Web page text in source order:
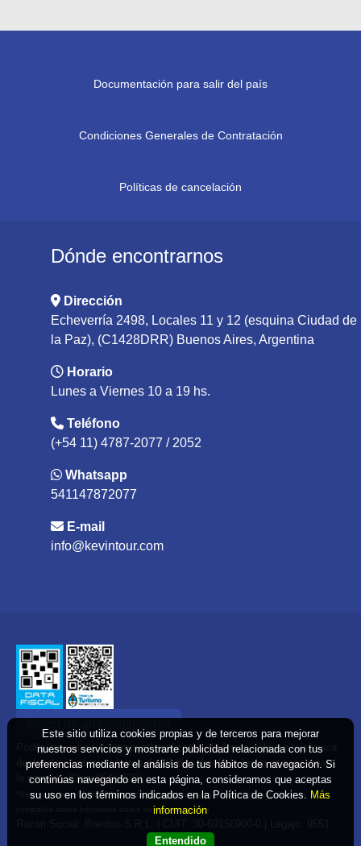
Documentación para salir del país
Condiciones Generales de Contratación
Políticas de cancelación
Dónde encontrarnos
Dirección
Echeverría 2498, Locales 11 y 12 (esquina Ciudad de
la Paz), (C1428DRR) Buenos Aires, Argentina
Horario
Lunes a Viernes 10 a 19 hs.
Teléfono
(+54 11) 4787-2077 / 2052
Whatsapp
541147872077
E-mail
info@kevintour.com
Podés cancelar tus compras* realizadas de forma online o telefonica
dentro de un plazo máximo de 10 días desde la fecha que realizaste
la compra. (Disp.954/2025)
*Según decreto 809/2024 las tarifas aéreas se rigen por política tarifaria de la
compañía aérea informada antes de la contratación
Este sitio utiliza cookies propias y de terceros para mejorar
nuestros servicios y mostrarte publicidad relacionada con tus
preferencias mediante el análisis de tus hábitos de navegación. Si
continúas navegando en esta página, consideramos que aceptas
su uso en los términos indicados en la Política de Cookies. Más
información
Entendido